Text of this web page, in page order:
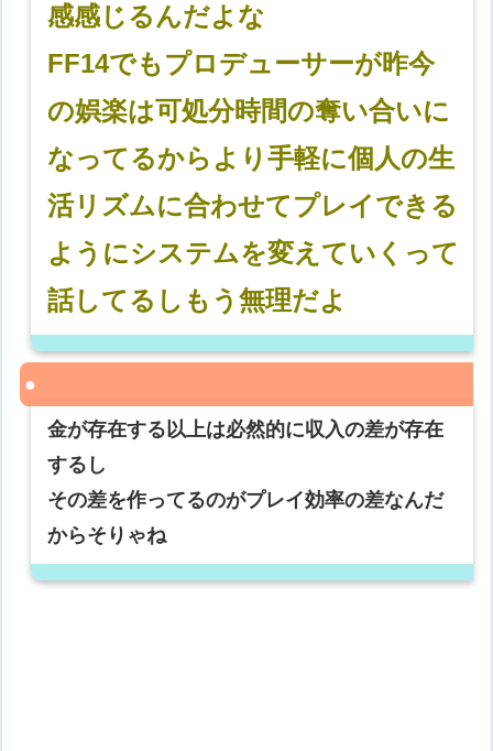
感感じるんだよな
FF14でもプロデューサーが昨今
の娯楽は可処分時間の奪い合いに
なってるからより手軽に個人の生
活リズムに合わせてプレイできる
ようにシステムを変えていくって
話してるしもう無理だよ
金が存在する以上は必然的に収入の差が存在
するし
その差を作ってるのがプレイ効率の差なんだ
からそりゃね